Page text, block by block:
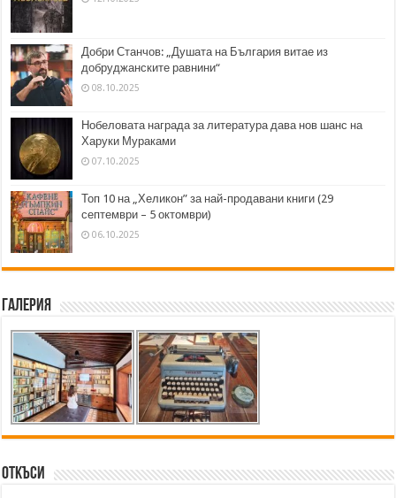
Добри Станчов: „Душата на България витае из
добруджанските равнини“
08.10.2025
Нобеловата награда за литература дава нов шанс на
Харуки Мураками
07.10.2025
Топ 10 на „Хеликон” за най-продавани книги (29
септември – 5 октомври)
06.10.2025
Галерия
Откъси